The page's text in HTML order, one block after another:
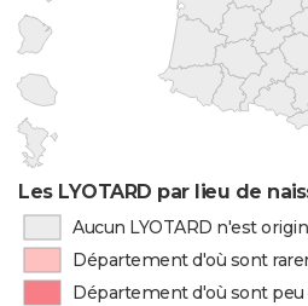
Les LYOTARD par lieu de
Aucun LYOTARD n'est
Département d'où sont
Département d'où sont peu